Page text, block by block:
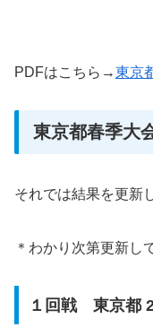
PDFはこちら→東京
東京都春季大
それでは結果を更新
＊わかり次第更新し
１回戦 東京都